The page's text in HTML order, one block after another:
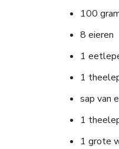
100
8 eieren
1
1
sap van
1
1 grote